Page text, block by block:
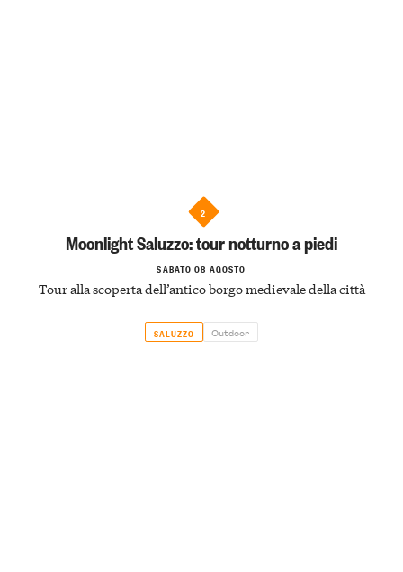
2
Moonlight Saluzzo: tour notturno a piedi
SABATO 08 AGOSTO
Tour alla scoperta dell’antico borgo medievale della città
SALUZZO Outdoor